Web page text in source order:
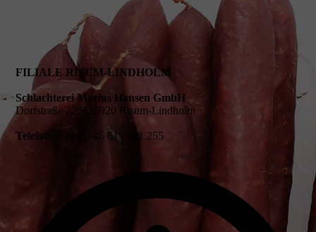
FILIALE RISUM-LINDHOLM
Schlachterei Marius Hansen GmbH
Dorfstraße 226, 25920 Risum-Lindholm
Telefon: +49 (0) 46 61 / 941 255